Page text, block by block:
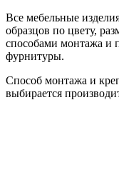
Все мебельные
образцов по цвету,
способами монтажа и
фурнитуры.
Способ монтажа и
выбирается